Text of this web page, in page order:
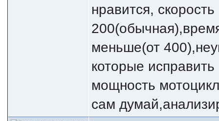
нравится,
меньше(от
которые
мощность
сам